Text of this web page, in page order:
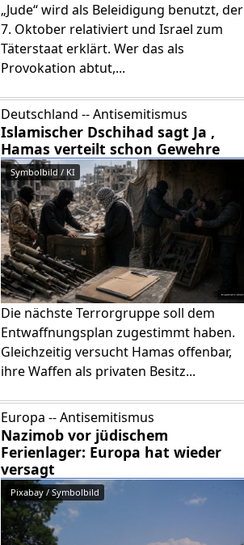
„Jude“ wird als Beleidigung benutzt, der
7. Oktober relativiert und Israel zum
Täterstaat erklärt. Wer das als
Provokation abtut,...
Deutschland -- Antisemitismus
Islamischer Dschihad sagt Ja ,
Hamas verteilt schon Gewehre
Symbolbild / KI
Die nächste Terrorgruppe soll dem
Entwaffnungsplan zugestimmt haben.
Gleichzeitig versucht Hamas offenbar,
ihre Waffen als privaten Besitz...
Europa -- Antisemitismus
Nazimob vor jüdischem
Ferienlager: Europa hat wieder
versagt
Pixabay / Symbolbild